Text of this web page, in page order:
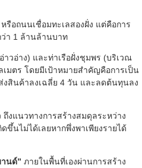
รือถนนเชื่อมทะเลสองฝั่ง แต่คือการ
า 1 ล้านล้านบาท
วอ่าง) และท่าเรือฝั่งชุมพร (บริเวณ
มตร โดยมีเป้าหมายสำคัญคือการเป็น
งสินค้าลงเฉลี่ย 4 วัน และลดต้นทุนลง
งแนวทางการสร้างสมดุลระหว่าง
นไม่ได้เลยหากพึ่งพาเพียงรายได้
นด์” ภายในพื้นที่เองผ่านการสร้าง